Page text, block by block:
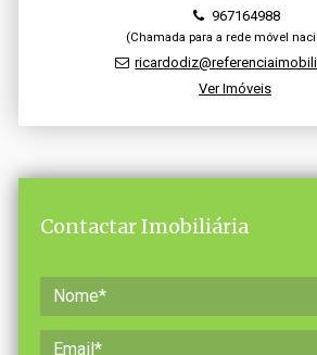
967164988
(Chamada para a rede móvel
Ver Imóveis
Contactar Imobiliária